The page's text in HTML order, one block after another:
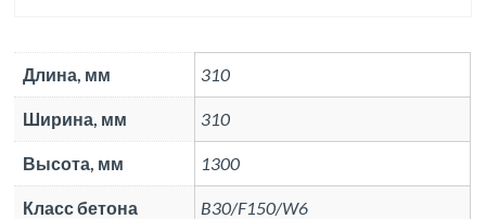
Длина, мм 310
Ширина, мм 310
Высота, мм 1300
Класс бетона B30/F150/W6